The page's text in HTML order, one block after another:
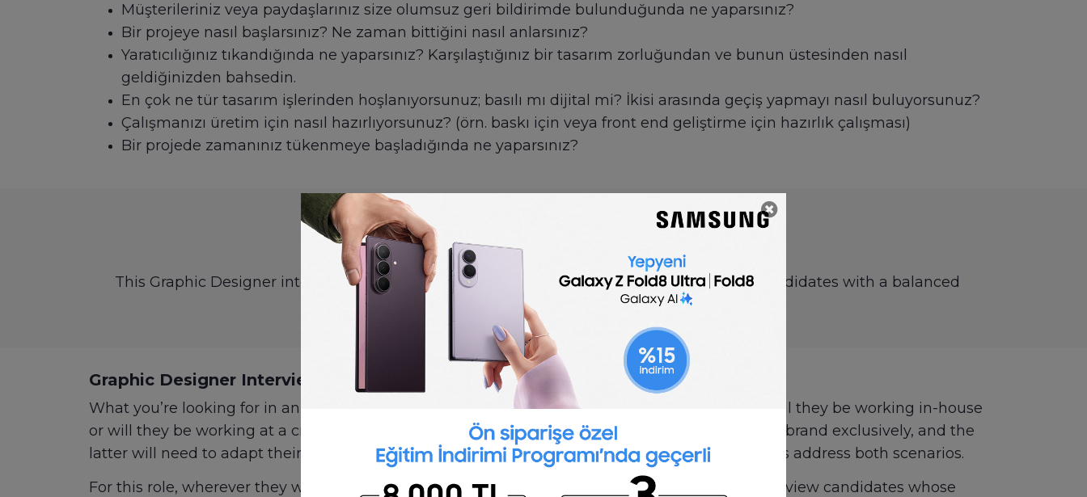
Müşterileriniz veya paydaşlarınız size olumsuz geri bildirimde bulunduğunda ne yaparsınız?
Bir projeye nasıl başlarsınız? Ne zaman bittiğini nasıl anlarsınız?
Yaratıcılığınız tıkandığında ne yaparsınız? Karşılaştığınız bir tasarım zorluğundan ve bunun üstesinden nasıl
geldiğinizden bahsedin.
En çok ne tür tasarım işlerinden hoşlanıyorsunuz; basılı mı dijital mi? İkisi arasında geçiş yapmayı nasıl buluyorsunuz?
Çalışmanızı üretim için nasıl hazırlıyorsunuz? (örn. baskı için veya front end geliştirme için hazırlık çalışması)
Bir projede zamanınız tükenmeye başladığında ne yaparsınız?
Graphic Designer Interview Questions
This Graphic Designer interview profile brings together a snapshot of what to look for in candidates with a balanced
sample of suitable interview questions.
Graphic Designer Interview Questions
What you’re looking for in an in-house Graphic Designer will depend on your establishment. Will they be working in-house
or will they be working at a creative agency? The difference is that the former will work for one brand exclusively, and the
latter will need to adapt their work to a broad range of clients. The following interview questions address both scenarios.
For this role, wherever they will be working, it’s critical to review portfolios beforehand and interview candidates whose